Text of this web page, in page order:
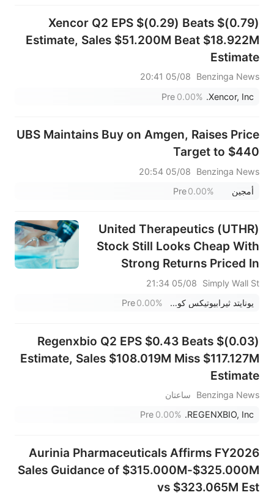
Xencor Q2 EPS $(0.29) Beats $(0.79)
Estimate, Sales $51.200M Beat $18.922M
Estimate
Benzinga News
05/08 20:41
Xencor, Inc.
0.00%
Pre
UBS Maintains Buy on Amgen, Raises Price
Target to $440
Benzinga News
05/08 20:54
أمجين
0.00%
Pre
United Therapeutics (UTHR)
Stock Still Looks Cheap With
Strong Returns Priced In
Simply Wall St
05/08 21:34
يونايتد ثيرابيوتيكس كورب
0.00%
Pre
Regenxbio Q2 EPS $0.43 Beats $(0.03)
Estimate, Sales $108.019M Miss $117.127M
Estimate
Benzinga News
ساعتان
REGENXBIO, Inc.
0.00%
Pre
Aurinia Pharmaceuticals Affirms FY2026
Sales Guidance of $315.000M-$325.000M
vs $323.065M Est